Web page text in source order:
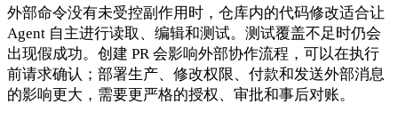
外部命令没有未受控副作用时，仓库内的代码修改适合让
Agent 自主进行读取、编辑和测试。测试覆盖不足时仍会
出现假成功。创建 PR 会影响外部协作流程，可以在执行
前请求确认；部署生产、修改权限、付款和发送外部消息
的影响更大，需要更严格的授权、审批和事后对账。